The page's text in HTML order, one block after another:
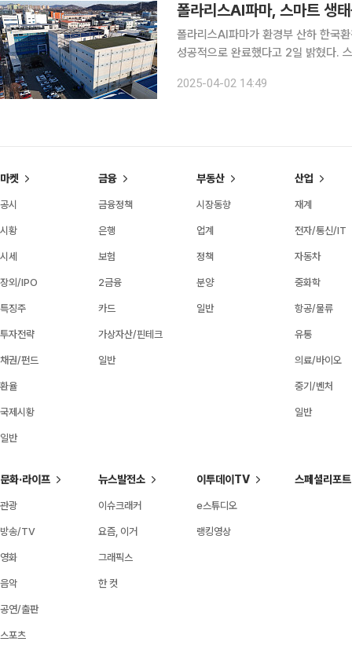
폴라리스AI파마, 스마트 생
폴라리스AI파마가 환경부 산하 한국
성공적으로 완료했다고 2일 밝혔다. 스마트 생태공장 구축 사업은 중소ㆍ중견기업을 대상으로 온실
트다. 폴라리스AI파마는 2024년 6월
2025-04-02 14:49
마켓
공시
시황
시세
장외/IPO
특징주
투자전략
채권/펀드
환율
국제시황
일반
금융
금융정책
은행
보험
2금융
카드
가상자산/핀테크
일반
부동산
시장동향
업계
정책
분양
일반
산업
재계
전자/통신/IT
자동차
중화학
항공/물류
유통
의료/바이오
중기/벤처
일반
문화·라이프
관광
방송/TV
영화
음악
공연/출판
스포츠
뉴스발전소
이슈크래커
요즘, 이거
그래픽스
한 컷
이투데이TV
e스튜디오
랭킹영상
스페셜리포트